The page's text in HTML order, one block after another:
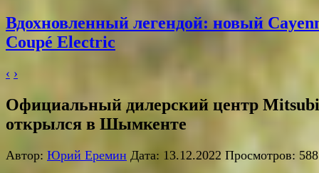
Вдохновленный легендой: новый
Coupé Electric
‹ ›
Официальный дилерский центр
открылся в Шымкенте
Автор: Юрий Еремин Дата: 13.12.2022 Просмотров: 588